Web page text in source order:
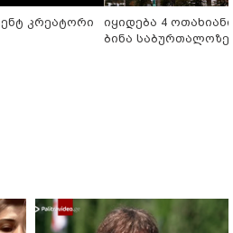
კრეატორი
იყიდება 4 ოთახიანი
ბინა საბურთალოზე